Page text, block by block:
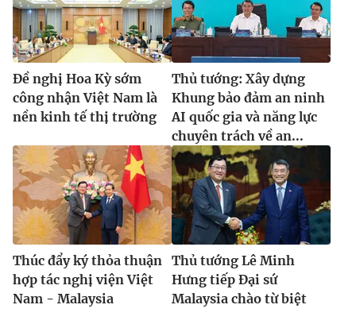
Đề nghị Hoa Kỳ sớm
công nhận Việt Nam là
nền kinh tế thị trường
Thủ tướng: Xây dựng
Khung bảo đảm an ninh
AI quốc gia và năng lực
chuyên trách về an...
Thúc đẩy ký thỏa thuận
hợp tác nghị viện Việt
Nam - Malaysia
Thủ tướng Lê Minh
Hưng tiếp Đại sứ
Malaysia chào từ biệt